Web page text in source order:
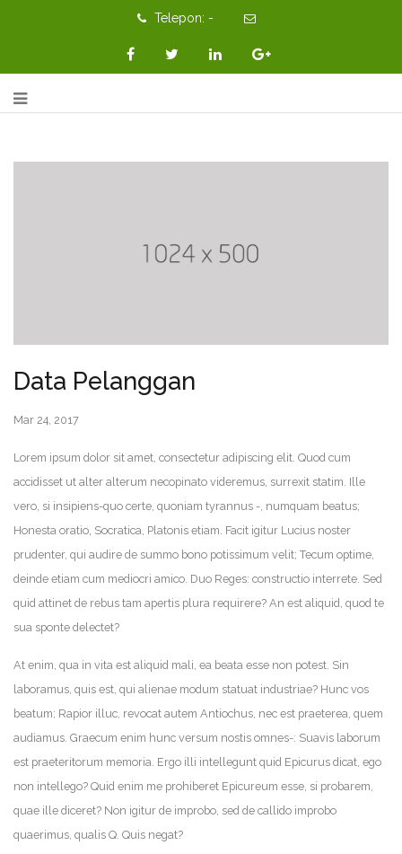
Telepon: -
Data Pelanggan
Mar 24, 2017
Lorem ipsum dolor sit amet, consectetur adipiscing elit. Quod cum
accidisset ut alter alterum necopinato videremus, surrexit statim. Ille
vero, si insipiens-quo certe, quoniam tyrannus -, numquam beatus;
Honesta oratio, Socratica, Platonis etiam. Facit igitur Lucius noster
prudenter, qui audire de summo bono potissimum velit; Tecum optime,
deinde etiam cum mediocri amico. Duo Reges: constructio interrete. Sed
quid attinet de rebus tam apertis plura requirere? An est aliquid, quod te
sua sponte delectet?
At enim, qua in vita est aliquid mali, ea beata esse non potest. Sin
laboramus, quis est, qui alienae modum statuat industriae? Hunc vos
beatum; Rapior illuc, revocat autem Antiochus, nec est praeterea, quem
audiamus. Graecum enim hunc versum nostis omnes-: Suavis laborum
est praeteritorum memoria. Ergo illi intellegunt quid Epicurus dicat, ego
non intellego? Quid enim me prohiberet Epicureum esse, si probarem,
quae ille diceret? Non igitur de improbo, sed de callido improbo
quaerimus, qualis Q. Quis negat?